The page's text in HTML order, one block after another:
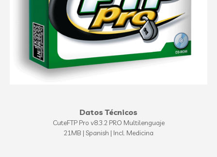
Datos Técnicos
CuteFTP Pro v8.3.2 PRO Multilenguaje
21MB | Spanish | Incl. Medicina